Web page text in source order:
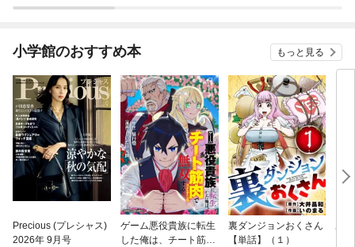
小学館のおすすめ本 もっと見る
Precious (プレシャス)
2026年 9月号
ゲーム悪役貴族に転生
した俺は、チート筋肉
裏ダンジョンおくさん
【単話】（１）
あ